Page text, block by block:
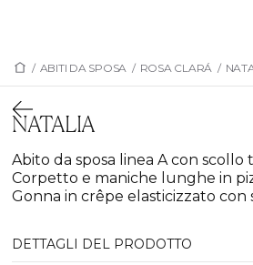
/ ABITI DA SPOSA / ROSA CLARÁ /
NATALIA
Abito da sposa linea A con scollo
Corpetto e maniche lunghe in
Gonna in crêpe elasticizzato con
DETTAGLI DEL PRODOTTO